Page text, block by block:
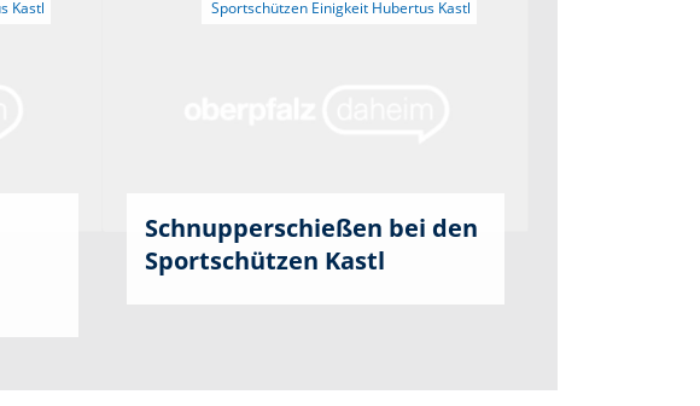
Schnupperschießen bei den
Sportschützen Kastl